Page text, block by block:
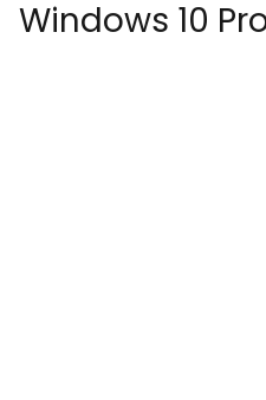
Windows 10